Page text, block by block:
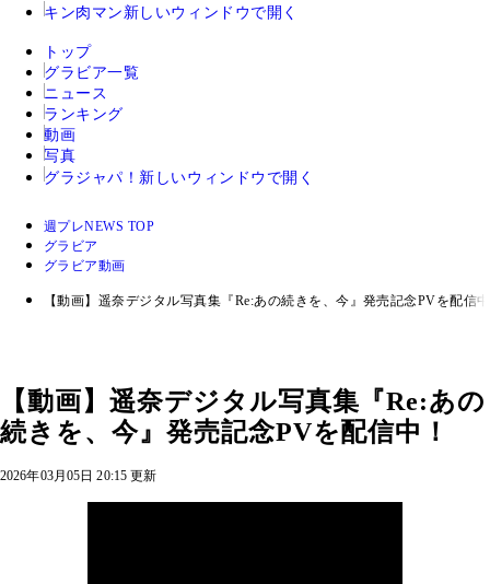
キン肉マン 新しいウィンドウで開く
トップ
グラビア一覧
ニュース
ランキング
動画
写真
グラジャパ！ 新しいウィンドウで開く
週プレNEWS TOP
グラビア
グラビア動画
【動画】遥奈デジタル写真集『Re:あの続きを、今』発売記念PVを配信
【動画】遥奈デジタル写真集『Re:あの
続きを、今』発売記念PVを配信中！
2026年03月05日 20:15 更新